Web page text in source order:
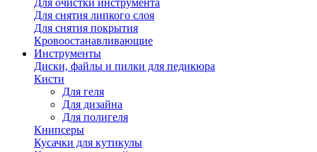
Для очистки инструмента
Для снятия липкого слоя
Для снятия покрытия
Кровоостанавливающие
Инструменты
Диски, файлы и пилки для педикюра
Кисти
Для геля
Для дизайна
Для полигеля
Книпсеры
Кусачки для кутикулы